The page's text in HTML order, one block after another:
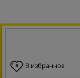
0 В избранное